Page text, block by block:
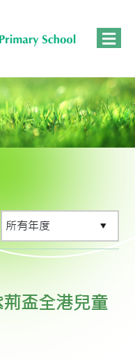
盃全港兒童